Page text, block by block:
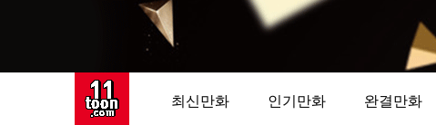
최신만화 인기만화 완결만화